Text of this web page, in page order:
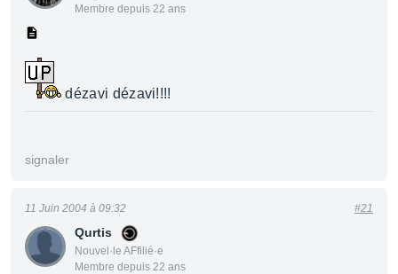
Membre depuis 22 ans
dézavi dézavi!!!!
signaler
Qurtis
Nouvel·le AFfilié·e
Membre depuis 22 ans
11 Juin 2004 à 09:32 #21